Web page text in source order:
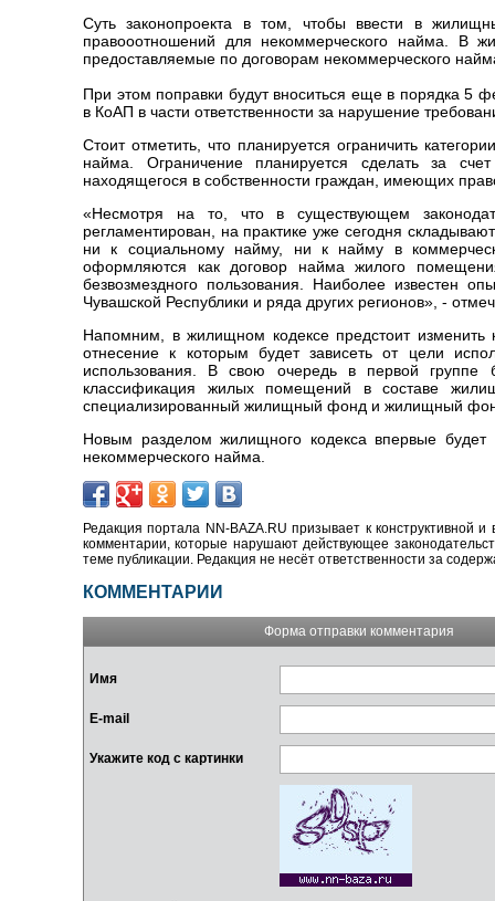
Суть законопроекта в том, чтобы ввести в
правооотношений для некоммерческого найма. В
предоставляемые по договорам некоммерческого
При этом поправки будут вноситься еще в порядка 5
в КоАП в части ответственности за нарушение
Стоит отметить, что планируется ограничить
найма. Ограничение планируется сделать за
находящегося в собственности граждан, имеющих
«Несмотря на то, что в существующем
регламентирован, на практике уже сегодня
ни к социальному найму, ни к найму в
оформляются как договор найма жилого
безвозмездного пользования. Наиболее известен
Чувашской Республики и ряда других регионов», -
Напомним, в жилищном кодексе предстоит
отнесение к которым будет зависеть от цели
использования. В свою очередь в первой
классификация жилых помещений в составе
специализированный жилищный фонд и жилищный
Новым разделом жилищного кодекса впервые
некоммерческого найма.
Редакция портала NN-BAZA.RU призывает к конструктивной
комментарии, которые нарушают действующее
теме публикации. Редакция не несёт ответственности за
КОММЕНТАРИИ
Форма отправки комментария
Имя
E-mail
Укажите код с картинки